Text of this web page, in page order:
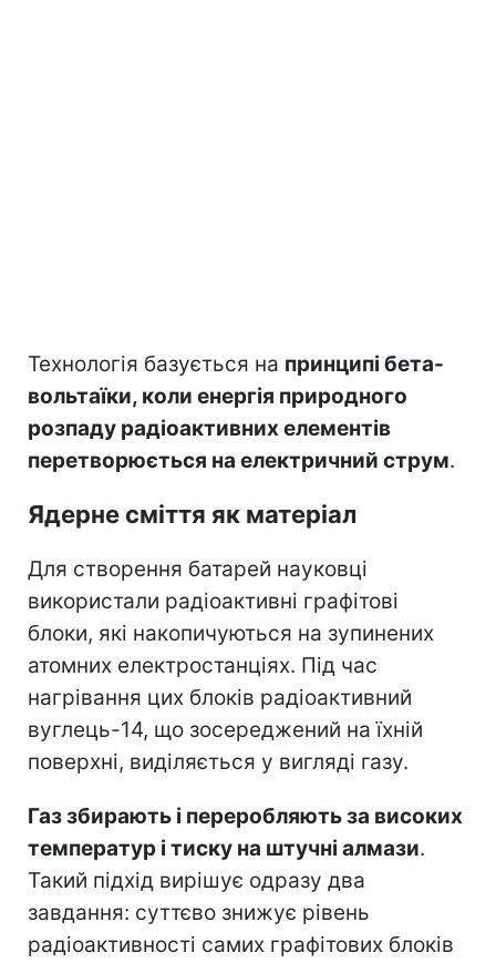
Технологія базується на принципі бета-
вольтаїки, коли енергія природного
розпаду радіоактивних елементів
перетворюється на електричний струм.
Ядерне сміття як матеріал
Для створення батарей науковці
використали радіоактивні графітові
блоки, які накопичуються на зупинених
атомних електростанціях. Під час
нагрівання цих блоків радіоактивний
вуглець-14, що зосереджений на їхній
поверхні, виділяється у вигляді газу.
Газ збирають і переробляють за високих
температур і тиску на штучні алмази.
Такий підхід вирішує одразу два
завдання: суттєво знижує рівень
радіоактивності самих графітових блоків